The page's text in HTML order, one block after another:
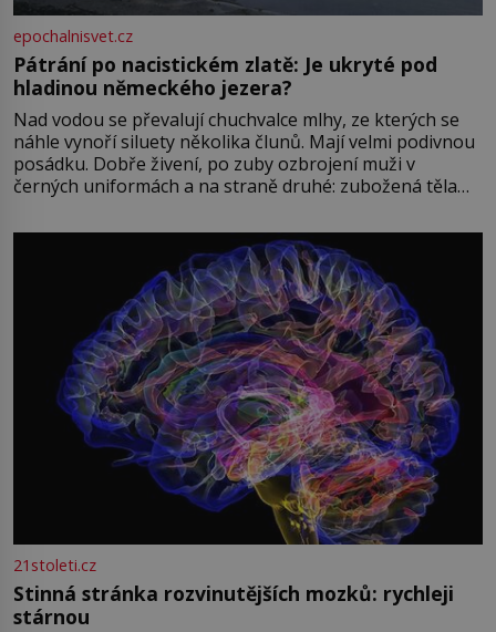
epochalnisvet.cz
Pátrání po nacistickém zlatě: Je ukryté pod
hladinou německého jezera?
Nad vodou se převalují chuchvalce mlhy, ze kterých se
náhle vynoří siluety několika člunů. Mají velmi podivnou
posádku. Dobře živení, po zuby ozbrojení muži v
černých uniformách a na straně druhé: zubožená těla
přízračná scéna znamená? Je jaro roku 1945, druhá
světová válka se chýlí ke konci. Jezero Stolpsee
21stoleti.cz
Stinná stránka rozvinutějších mozků: rychleji
stárnou